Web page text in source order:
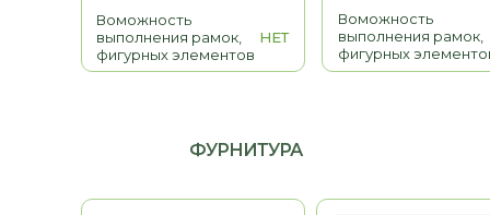
НЕТ
Воможность
выполнения рамок,
фигурных элементов
Воможность
выполнения рамок,
фигурных
ФУРНИТУРА
детские, санузлы